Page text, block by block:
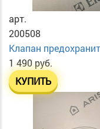
арт.
200508
Клапан
1 490 руб.
КУПИТЬ